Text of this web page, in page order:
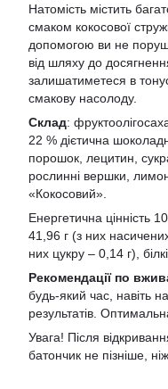
Натомість містить
смаком кокосової
допомогою ви не
від шляху до
залишатиметеся в
смакову насолоду.
Склад:
22 % дієтична
порошок, лецитин,
рослинні вершки,
«Кокосовий».
Енергетична цінність
41,96 г (з них
них цукру – 0,14 г),
Рекомендації по
будь-який час, навіть
результатів.
Увага! Після
батончик не пізніше,